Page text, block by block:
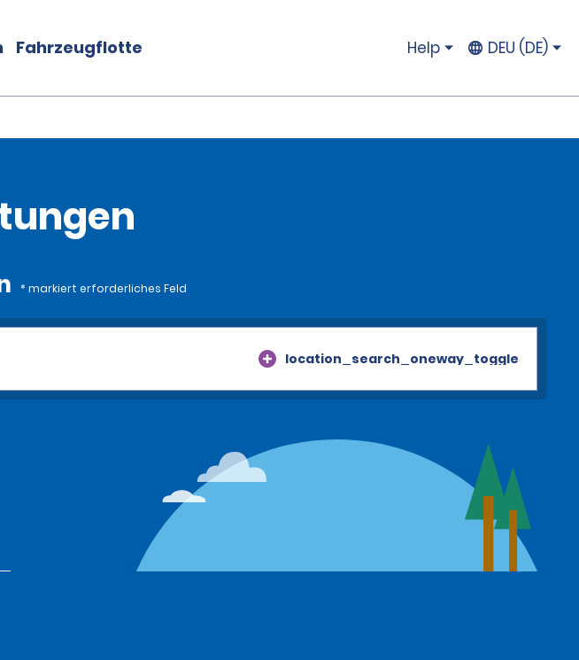
Fahrzeugflotte Help DEU (DE)
* markiert erforderliches Feld
location_search_oneway_toggle